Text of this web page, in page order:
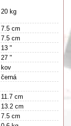
20 kg
7.5 cm
7.5 cm
13 "
27 "
kov
černá
11.7 cm
13.2 cm
7.5 cm